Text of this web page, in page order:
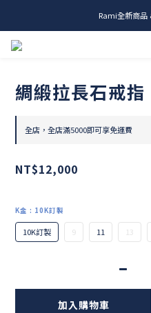
me.ie &
Rami全新商品
綢緞拉長石戒指
全店，全店滿5000即可享免運費
NT$12,000
K金 : 10K訂製
10K訂製 9 11 13
加入購物車